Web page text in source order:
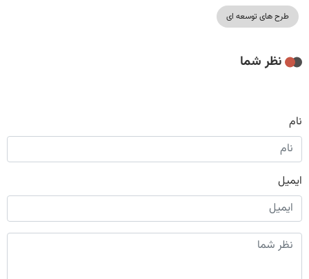
طرح های توسعه ای
نظر شما
نام
ایمیل